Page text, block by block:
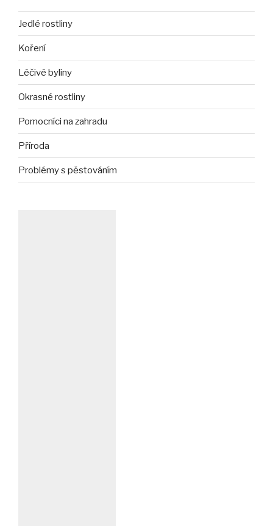
Jedlé rostliny
Koření
Léčivé byliny
Okrasné rostliny
Pomocníci na zahradu
Příroda
Problémy s pěstováním